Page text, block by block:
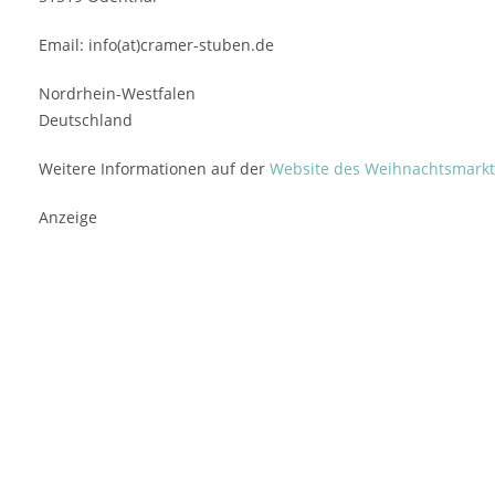
Email: info(at)cramer-stuben.de
Nordrhein-Westfalen
Deutschland
Weitere Informationen auf der Website des
Anzeige